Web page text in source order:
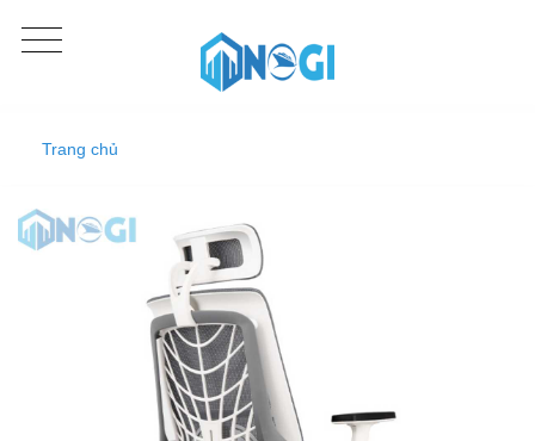
Trang chủ